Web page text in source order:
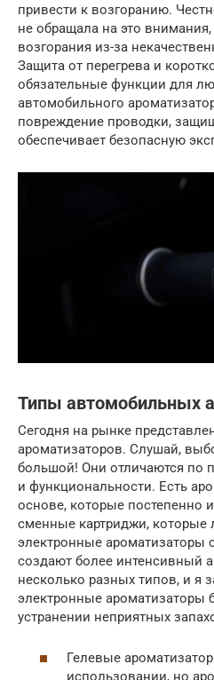
привести к возгоранию.
не обращала на это
возгорания из-за
Защита от перегрева и
обязательные функции для
автомобильного
повреждение проводки,
обеспечивает безопасную
Типы автомобильных
Сегодня на рынке
ароматизаторов. Слушай,
большой! Они отличаются по
и функциональности. Есть
основе, которые постепенно
сменные картриджи, которые
электронные ароматизаторы
создают более интенсивный
несколько разных типов, и я
электронные ароматизаторы
устранении неприятных
Гелевые
использовании, но